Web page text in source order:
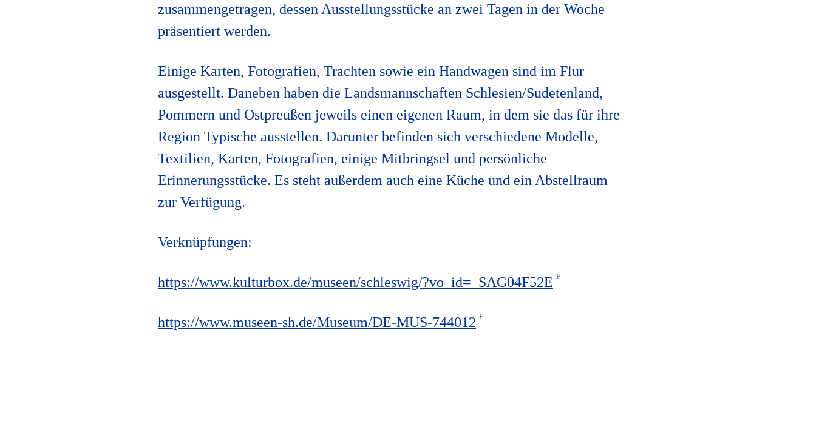
zusammengetragen, dessen Ausstellungsstücke an zwei Tagen in der Woche
präsentiert werden.
Einige Karten, Fotografien, Trachten sowie ein Handwagen sind im Flur
ausgestellt. Daneben haben die Landsmannschaften Schlesien/Sudetenland,
Pommern und Ostpreußen jeweils einen eigenen Raum, in dem sie das für ihre
Region Typische ausstellen. Darunter befinden sich verschiedene Modelle,
Textilien, Karten, Fotografien, einige Mitbringsel und persönliche
Erinnerungsstücke. Es steht außerdem auch eine Küche und ein Abstellraum
zur Verfügung.
Verknüpfungen:
https://www.kulturbox.de/museen/schleswig/?vo_id=_SAG04F52E
https://www.museen-sh.de/Museum/DE-MUS-744012